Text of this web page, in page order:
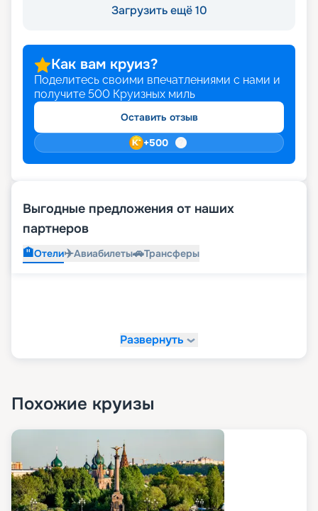
Загрузить ещё 10
Как вам круиз?
Поделитесь своими впечатлениями с нами и
получите 500 Круизных миль
Оставить отзыв
+500
Выгодные предложения от наших
партнеров
🏨Отели✈️Авиабилеты🚗Трансферы
Развернуть
Похожие круизы